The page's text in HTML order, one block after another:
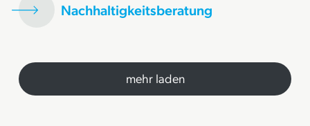
Nachhaltigkeitsberatung
mehr laden